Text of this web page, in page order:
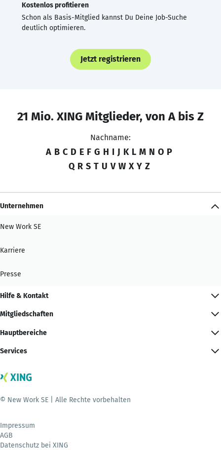
Kostenlos profitieren
Schon als Basis-Mitglied kannst Du Deine Job-Suche
deutlich optimieren.
Jetzt registrieren
21 Mio. XING Mitglieder, von A bis Z
Nachname:
A B C D E F G H I J K L M N O P
Q R S T U V W X Y Z
Unternehmen
New Work SE
Karriere
Presse
Hilfe & Kontakt
Mitgliedschaften
Hauptbereiche
Services
© New Work SE | Alle Rechte vorbehalten
Impressum
AGB
Datenschutz bei XING